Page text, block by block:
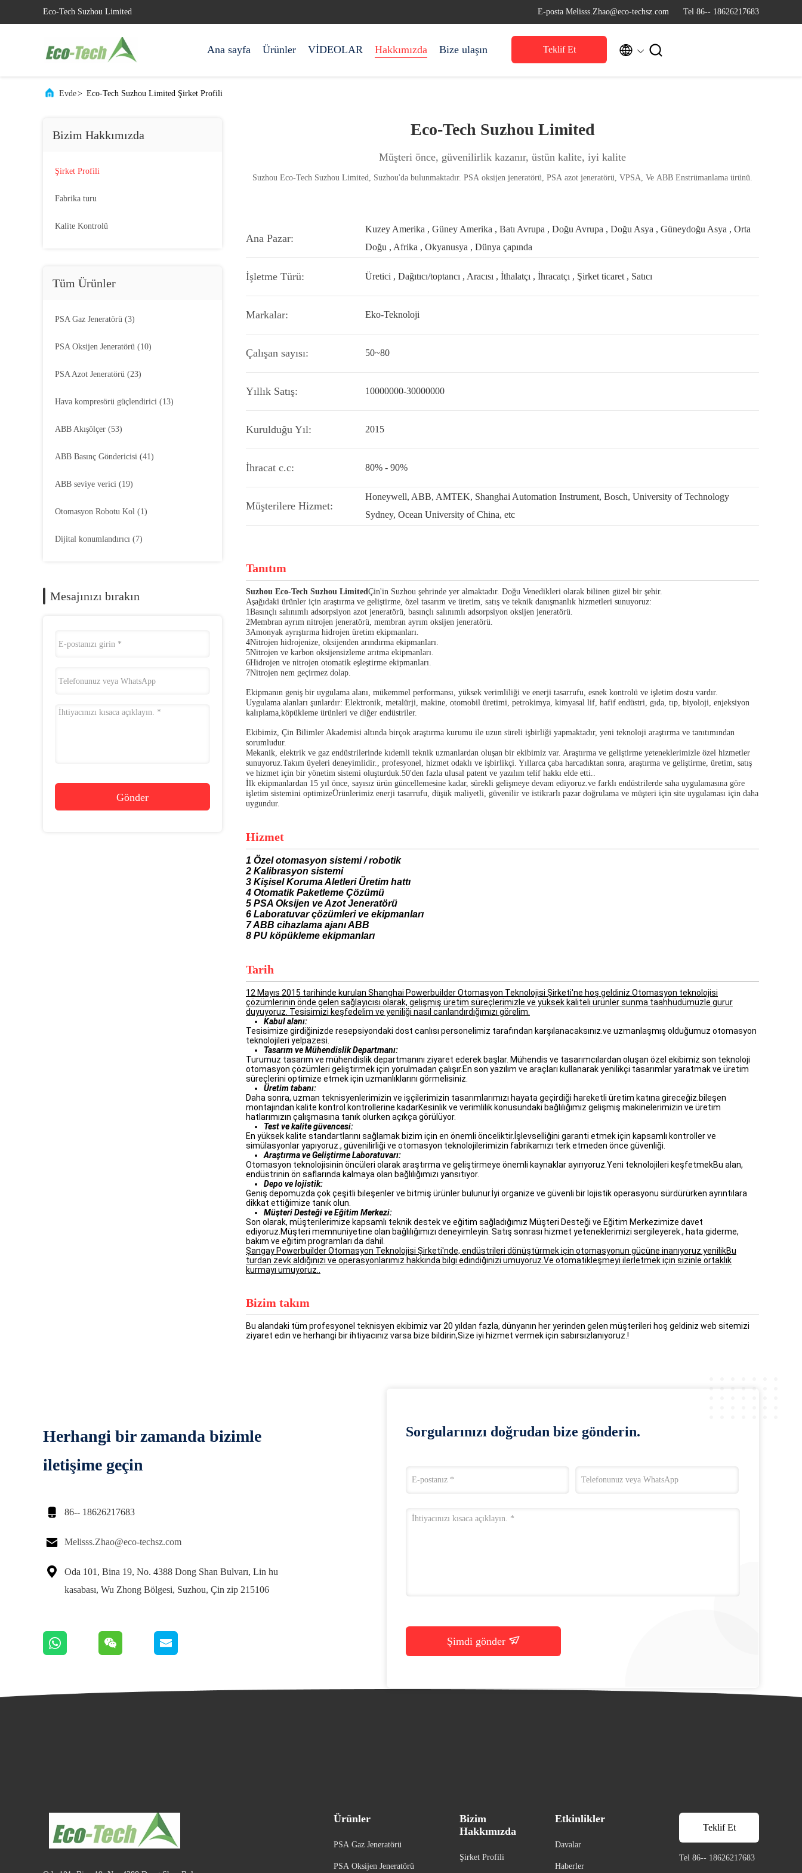
Eco-Tech Suzhou Limited E-posta Melisss.Zhao@eco-techsz.com Tel 86-- 18626217683
Ana sayfa Ürünler VİDEOLAR Hakkımızda Bize ulaşın Teklif Et  
Evde> Eco-Tech Suzhou Limited Şirket Profili
Bizim Hakkımızda
Şirket Profili
Fabrika turu
Kalite Kontrolü
Tüm Ürünler
PSA Gaz Jeneratörü (3)
PSA Oksijen Jeneratörü (10)
PSA Azot Jeneratörü (23)
Hava kompresörü güçlendirici (13)
ABB Akışölçer (53)
ABB Basınç Göndericisi (41)
ABB seviye verici (19)
Otomasyon Robotu Kol (1)
Dijital konumlandırıcı (7)
Mesajınızı bırakın
Gönder
Eco-Tech Suzhou Limited
Müşteri önce, güvenilirlik kazanır, üstün kalite, iyi kalite
Suzhou Eco-Tech Suzhou Limited, Suzhou'da bulunmaktadır. PSA oksijen jeneratörü, PSA azot jeneratörü, VPSA, Ve ABB Enstrümanlama ürünü.
Ana Pazar:
Kuzey Amerika , Güney Amerika , Batı Avrupa , Doğu Avrupa , Doğu Asya , Güneydoğu Asya , Orta
Doğu , Afrika , Okyanusya , Dünya çapında
İşletme Türü: Üretici , Dağıtıcı/toptancı , Aracısı , İthalatçı , İhracatçı , Şirket ticaret , Satıcı
Markalar: Eko-Teknoloji
Çalışan sayısı: 50~80
Yıllık Satış: 10000000-30000000
Kurulduğu Yıl: 2015
İhracat c.c: 80% - 90%
Müşterilere Hizmet:
Honeywell, ABB, AMTEK, Shanghai Automation Instrument, Bosch, University of Technology
Sydney, Ocean University of China, etc
Tanıtım
Suzhou Eco-Tech Suzhou LimitedÇin'in Suzhou şehrinde yer almaktadır. Doğu Venedikleri olarak bilinen güzel bir şehir.
Aşağıdaki ürünler için araştırma ve geliştirme, özel tasarım ve üretim, satış ve teknik danışmanlık hizmetleri sunuyoruz:
1Basınçlı salınımlı adsorpsiyon azot jeneratörü, basınçlı salınımlı adsorpsiyon oksijen jeneratörü.
2Membran ayrım nitrojen jeneratörü, membran ayrım oksijen jeneratörü.
3Amonyak ayrıştırma hidrojen üretim ekipmanları.
4Nitrojen hidrojenize, oksijenden arındırma ekipmanları.
5Nitrojen ve karbon oksijensizleme arıtma ekipmanları.
6Hidrojen ve nitrojen otomatik eşleştirme ekipmanları.
7Nitrojen nem geçirmez dolap.
Ekipmanın geniş bir uygulama alanı, mükemmel performansı, yüksek verimliliği ve enerji tasarrufu, esnek kontrolü ve işletim dostu vardır.
Uygulama alanları şunlardır: Elektronik, metalürji, makine, otomobil üretimi, petrokimya, kimyasal lif, hafif endüstri, gıda, tıp, biyoloji, enjeksiyon
kalıplama,köpükleme ürünleri ve diğer endüstriler.
Ekibimiz, Çin Bilimler Akademisi altında birçok araştırma kurumu ile uzun süreli işbirliği yapmaktadır, yeni teknoloji araştırma ve tanıtımından
sorumludur.
Mekanik, elektrik ve gaz endüstrilerinde kıdemli teknik uzmanlardan oluşan bir ekibimiz var. Araştırma ve geliştirme yeteneklerimizle özel hizmetler
sunuyoruz.Takım üyeleri deneyimlidir., profesyonel, hizmet odaklı ve işbirlikçi. Yıllarca çaba harcadıktan sonra, araştırma ve geliştirme, üretim, satış
ve hizmet için bir yönetim sistemi oluşturduk.50'den fazla ulusal patent ve yazılım telif hakkı elde etti..
İlk ekipmanlardan 15 yıl önce, sayısız ürün güncellemesine kadar, sürekli gelişmeye devam ediyoruz.ve farklı endüstrilerde saha uygulamasına göre
işletim sistemini optimizeÜrünlerimiz enerji tasarrufu, düşük maliyetli, güvenilir ve istikrarlı pazar doğrulama ve müşteri için site uygulaması için daha
uygundur.
Hizmet
1 Özel otomasyon sistemi / robotik
2 Kalibrasyon sistemi
3 Kişisel Koruma Aletleri Üretim hattı
4 Otomatik Paketleme Çözümü
5 PSA Oksijen ve Azot Jeneratörü
6 Laboratuvar çözümleri ve ekipmanları
7 ABB cihazlama ajanı ABB
8 PU köpükleme ekipmanları
Tarih
12 Mayıs 2015 tarihinde kurulan Shanghai Powerbuilder Otomasyon Teknolojisi Şirketi'ne hoş geldiniz.Otomasyon teknolojisi
çözümlerinin önde gelen sağlayıcısı olarak, gelişmiş üretim süreçlerimizle ve yüksek kaliteli ürünler sunma taahhüdümüzle gurur
duyuyoruz. Tesisimizi keşfedelim ve yeniliği nasıl canlandırdığımızı görelim.
Kabul alanı:
Tesisimize girdiğinizde resepsiyondaki dost canlısı personelimiz tarafından karşılanacaksınız.ve uzmanlaşmış olduğumuz otomasyon
teknolojileri yelpazesi.
Tasarım ve Mühendislik Departmanı:
Turumuz tasarım ve mühendislik departmanını ziyaret ederek başlar. Mühendis ve tasarımcılardan oluşan özel ekibimiz son teknoloji
otomasyon çözümleri geliştirmek için yorulmadan çalışır.En son yazılım ve araçları kullanarak yenilikçi tasarımlar yaratmak ve üretim
süreçlerini optimize etmek için uzmanlıklarını görmelisiniz.
Üretim tabanı:
Daha sonra, uzman teknisyenlerimizin ve işçilerimizin tasarımlarımızı hayata geçirdiği hareketli üretim katına gireceğiz.bileşen
montajından kalite kontrol kontrollerine kadarKesinlik ve verimlilik konusundaki bağlılığımız gelişmiş makinelerimizin ve üretim
hatlarımızın çalışmasına tanık olurken açıkça görülüyor.
Test ve kalite güvencesi:
En yüksek kalite standartlarını sağlamak bizim için en önemli önceliktir.İşlevselliğini garanti etmek için kapsamlı kontroller ve
simülasyonlar yapıyoruz., güvenilirliği ve otomasyon teknolojilerimizin fabrikamızı terk etmeden önce güvenliği.
Araştırma ve Geliştirme Laboratuvarı:
Otomasyon teknolojisinin öncüleri olarak araştırma ve geliştirmeye önemli kaynaklar ayırıyoruz.Yeni teknolojileri keşfetmekBu alan,
endüstrinin ön saflarında kalmaya olan bağlılığımızı yansıtıyor.
Depo ve lojistik:
Geniş depomuzda çok çeşitli bileşenler ve bitmiş ürünler bulunur.İyi organize ve güvenli bir lojistik operasyonu sürdürürken ayrıntılara
dikkat ettiğimize tanık olun.
Müşteri Desteği ve Eğitim Merkezi:
Son olarak, müşterilerimize kapsamlı teknik destek ve eğitim sağladığımız Müşteri Desteği ve Eğitim Merkezimize davet
ediyoruz.Müşteri memnuniyetine olan bağlılığımızı deneyimleyin. Satış sonrası hizmet yeteneklerimizi sergileyerek., hata giderme,
bakım ve eğitim programları da dahil.
Şangay Powerbuilder Otomasyon Teknolojisi Şirketi'nde, endüstrileri dönüştürmek için otomasyonun gücüne inanıyoruz.yenilikBu
turdan zevk aldığınızı ve operasyonlarımız hakkında bilgi edindiğinizi umuyoruz.Ve otomatikleşmeyi ilerletmek için sizinle ortaklık
kurmayı umuyoruz..
Bizim takım
Bu alandaki tüm profesyonel teknisyen ekibimiz var 20 yıldan fazla, dünyanın her yerinden gelen müşterileri hoş geldiniz web sitemizi
ziyaret edin ve herhangi bir ihtiyacınız varsa bize bildirin,Size iyi hizmet vermek için sabırsızlanıyoruz.!
Herhangi bir zamanda bizimle
iletişime geçin
 86-- 18626217683
 Melisss.Zhao@eco-techsz.com

Oda 101, Bina 19, No. 4388 Dong Shan Bulvarı, Lin hu
kasabası, Wu Zhong Bölgesi, Suzhou, Çin zip 215106
Sorgularınızı doğrudan bize gönderin.
Şimdi gönder
Ürünler
PSA Gaz Jeneratörü
PSA Oksijen Jeneratörü
Bizim
Hakkımızda
Şirket Profili
Etkinlikler
Davalar
Haberler
Teklif Et
Tel 86-- 18626217683